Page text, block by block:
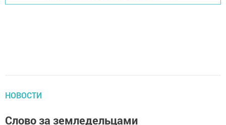
НОВОСТИ
Слово за земледельцами